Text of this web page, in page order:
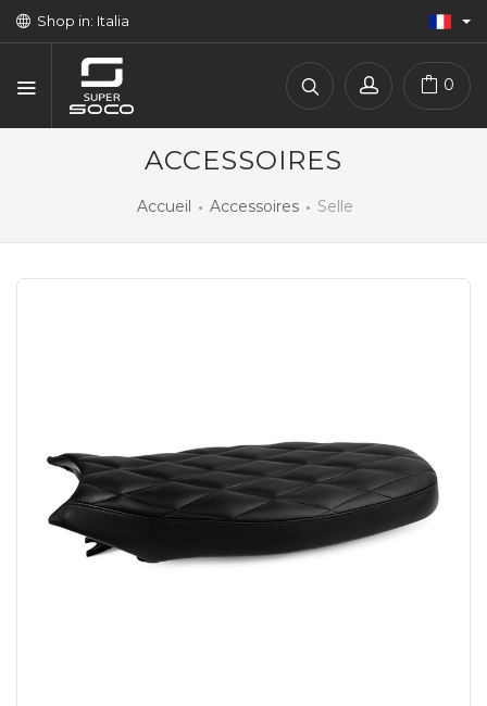
Shop in: Italia
0
ACCESSOIRES
Accueil Accessoires Selle